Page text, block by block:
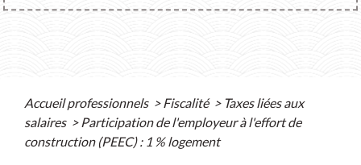
Accueil professionnels > Fiscalité > Taxes liées aux
salaires > Participation de l'employeur à l'effort de
construction (PEEC) : 1 % logement